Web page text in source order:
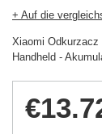
+ Auf die
Xiaomi
Handheld -